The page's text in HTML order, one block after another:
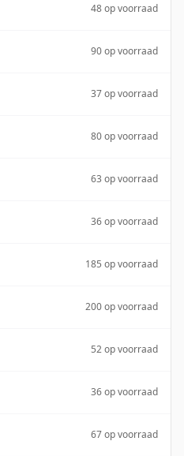
48 op voorraad
90 op voorraad
37 op voorraad
80 op voorraad
63 op voorraad
36 op voorraad
185 op voorraad
200 op voorraad
52 op voorraad
36 op voorraad
67 op voorraad